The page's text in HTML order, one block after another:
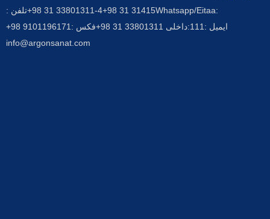
تلفن :
33801311-4 31 98+ 31415 31 98+
:Whatsapp/Eitaa
9101196171 98+ فکس : 111:داخلی 33801311 31 98+ ایمیل :
info@argonsanat.com